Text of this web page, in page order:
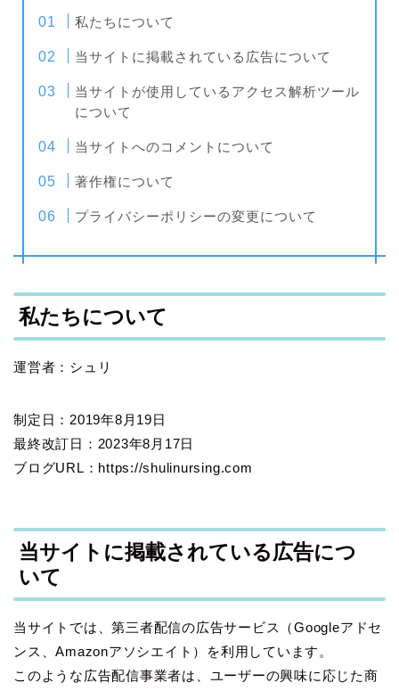
私たちについて
当サイトに掲載されている広告について
当サイトが使用しているアクセス解析ツール
について
当サイトへのコメントについて
著作権について
プライバシーポリシーの変更について
私たちについて
運営者：シュリ
制定日：2019年8月19日
最終改訂日：2023年8月17日
ブログURL：https://shulinursing.com
当サイトに掲載されている広告につ
いて
当サイトでは、第三者配信の広告サービス（Googleアドセ
ンス、Amazonアソシエイト）を利用しています。
このような広告配信事業者は、ユーザーの興味に応じた商